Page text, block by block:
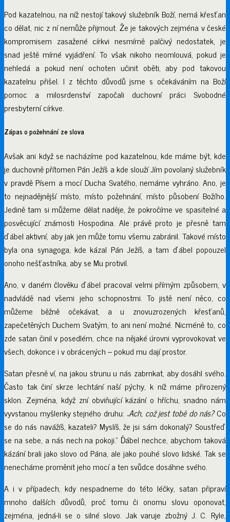
Pod kazatelnou, na níž nestojí takový služebník Boží, nemá křesťan
co dělat, nic z ní nemůže přijmout. Že je takových zejména v české
kompromisem zasažené církvi nesmírně palčivý nedostatek, je
snad ještě mírné vyjádření. To však nikoho neomlouvá, pokud je
nehledá a pokud není ochoten učinit oběti, aby pod takovou
kazatelnu přišel. I z těchto důvodů jsme s očekáváním na Boží
pomoc a milosrdenství započali duchovní práci Svobodné
presbyterní církve.
Zápas o požehnání ze slova
Avšak ani když se nacházíme pod kazatelnou, kde máme být, kde
je duchovně přítomen Pán Ježíš a kde slouží Jím povolaný služebník
v pravdě Písem a mocí Ducha Svatého, nemáme vyhráno. Ano, je
to nejnadějnější místo, místo požehnání, místo působení Božího.
Jedině tam si můžeme dělat naděje, že pokročíme ve spasitelné a
posvěcující známosti Hospodina. Ale právě proto je přesně tam
ďábel aktivní, aby jak jen může tomu všemu zabránil. Takové místo
byla ona synagoga, kde kázal Pán Ježíš, a tam ďábel popouzel
onoho nešťastníka, aby se Mu protivil.
Ano, v daném člověku ďábel pracoval velmi přímým způsobem, v
nadvládě nad všemi jeho schopnostmi. To jistě není něco, co
můžeme běžně očekávat, a u znovuzrozených křesťanů,
zapečetěných Duchem Svatým, to ani není možné. Nicméně to, co
zde satan činil v posedlém, chce na nějaké úrovni vyprovokovat ve
všech, dokonce i v obrácených – pokud mu dají prostor.
Satan přesně ví, na jakou strunu u nás zabrnkat, aby dosáhl svého.
Často tak činí skrze lechtání naší pýchy, k níž máme přirozený
sklon. Zejména, když zní obviňující kázání o hříchu, snadno nám
vyvstanou myšlenky stejného druhu: „Ach, což jest tobě do nás?Co
se do nás navážíš, kazateli? Myslíš, že jsi sám dokonalý? Soustřeď
se na sebe, a nás nech na pokoji.“ Ďábel nechce, abychom taková
kázání brali jako slovo od Pána, ale jako pouhé slovo lidské. Tak se
nenecháme proměnit jeho mocí a ten svůdce dosáhne svého.
A i v případech, kdy nespadneme do této léčky, satan připraví
mnoho dalších důvodů, proč tomu či onomu slovu oponovat,
zejména, jedná-li se o silné slovo. Jak varuje zbožný J. C. Ryle,